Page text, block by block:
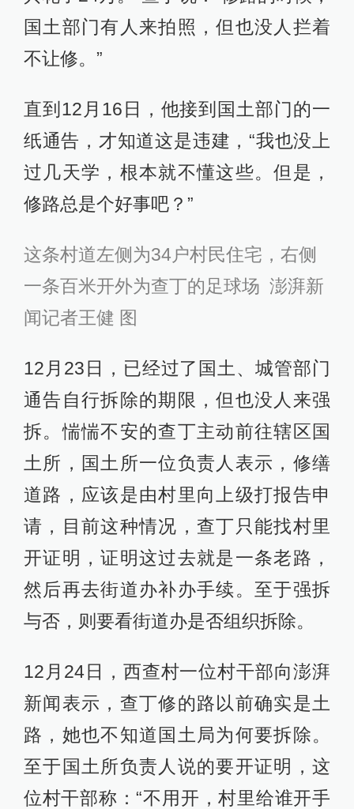
国土部门有人来拍照，但也没人拦着
不让修。”
直到12月16日，他接到国土部门的一
纸通告，才知道这是违建，“我也没上
过几天学，根本就不懂这些。但是，
修路总是个好事吧？”
这条村道左侧为34户村民住宅，右侧
一条百米开外为查丁的足球场 澎湃新
闻记者王健 图
12月23日，已经过了国土、城管部门
通告自行拆除的期限，但也没人来强
拆。惴惴不安的查丁主动前往辖区国
土所，国土所一位负责人表示，修缮
道路，应该是由村里向上级打报告申
请，目前这种情况，查丁只能找村里
开证明，证明这过去就是一条老路，
然后再去街道办补办手续。至于强拆
与否，则要看街道办是否组织拆除。
12月24日，西查村一位村干部向澎湃
新闻表示，查丁修的路以前确实是土
路，她也不知道国土局为何要拆除。
至于国土所负责人说的要开证明，这
位村干部称：“不用开，村里给谁开手